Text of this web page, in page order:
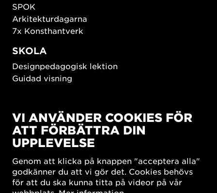
SPOK
Arkitekturdagarna
7x Konsthantverk
SKOLA
Designpedagogisk lektion
Guidad visning
New European Bauhaus
SUSTAINORDIC
Share Future Living
What Matter_s
VI ANVÄNDER COOKIES FÖR
ATT FÖRBÄTTRA DIN
UPPLEVELSE
Genom att klicka på knappen "acceptera alla"
godkänner du att vi gör det. Cookies behövs
för att du ska kunna titta på videor på vår